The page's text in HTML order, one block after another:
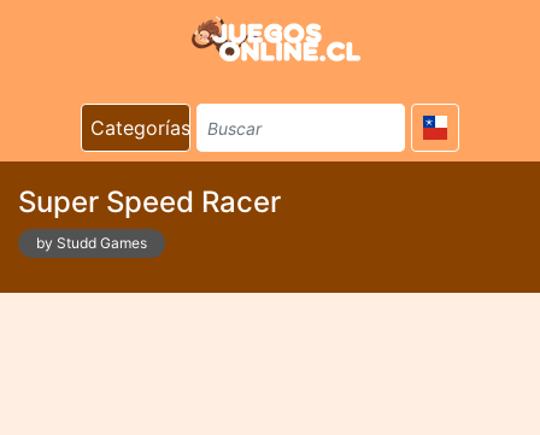
Categorías
Super Speed Racer
by Studd Games